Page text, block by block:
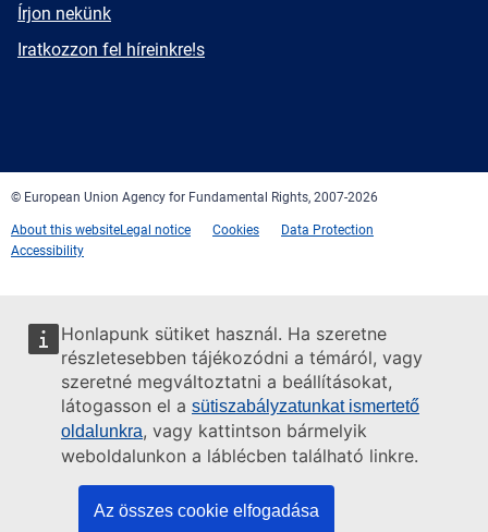
Honlapunk sütiket használ. Ha szeretne
részletesebben tájékozódni a témáról, vagy
szeretné megváltoztatni a beállításokat,
látogasson el a sütiszabályzatunkat ismertető
oldalunkra, vagy kattintson bármelyik
weboldalunkon a láblécben található linkre.
Az összes cookie elfogadása
E-
Írjon nekünk
Newsletter
Iratkozzon fel híreinkre!s
© European Union Agency for Fundamental Rights, 2007-2026
About this websiteLegal notice Cookies
Data Protection
Accessibility